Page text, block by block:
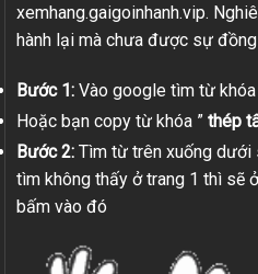
xemhang.gaigoinhanh.vip.
hành lại mà chưa được sự
Bước 1: Vào google tìm từ khóa
Hoặc bạn copy từ khóa ” thép
Bước 2: Tìm từ trên xuống dưới
tìm không thấy ở trang 1 thì sẽ
bấm vào đó